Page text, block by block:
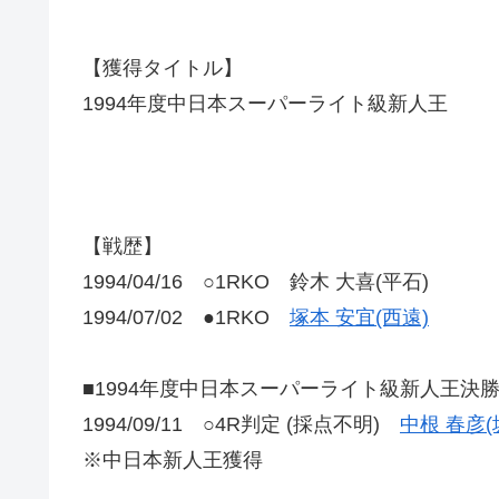
【獲得タイトル】
1994年度中日本スーパーライト級新人王
【戦歴】
1994/04/16 ○1RKO 鈴木 大喜(平石)
1994/07/02 ●1RKO 塚本 安宜(西遠)
■1994年度中日本スーパーライト級新人王決勝
1994/09/11 ○4R判定 (採点不明) 中根 春彦(
※中日本新人王獲得